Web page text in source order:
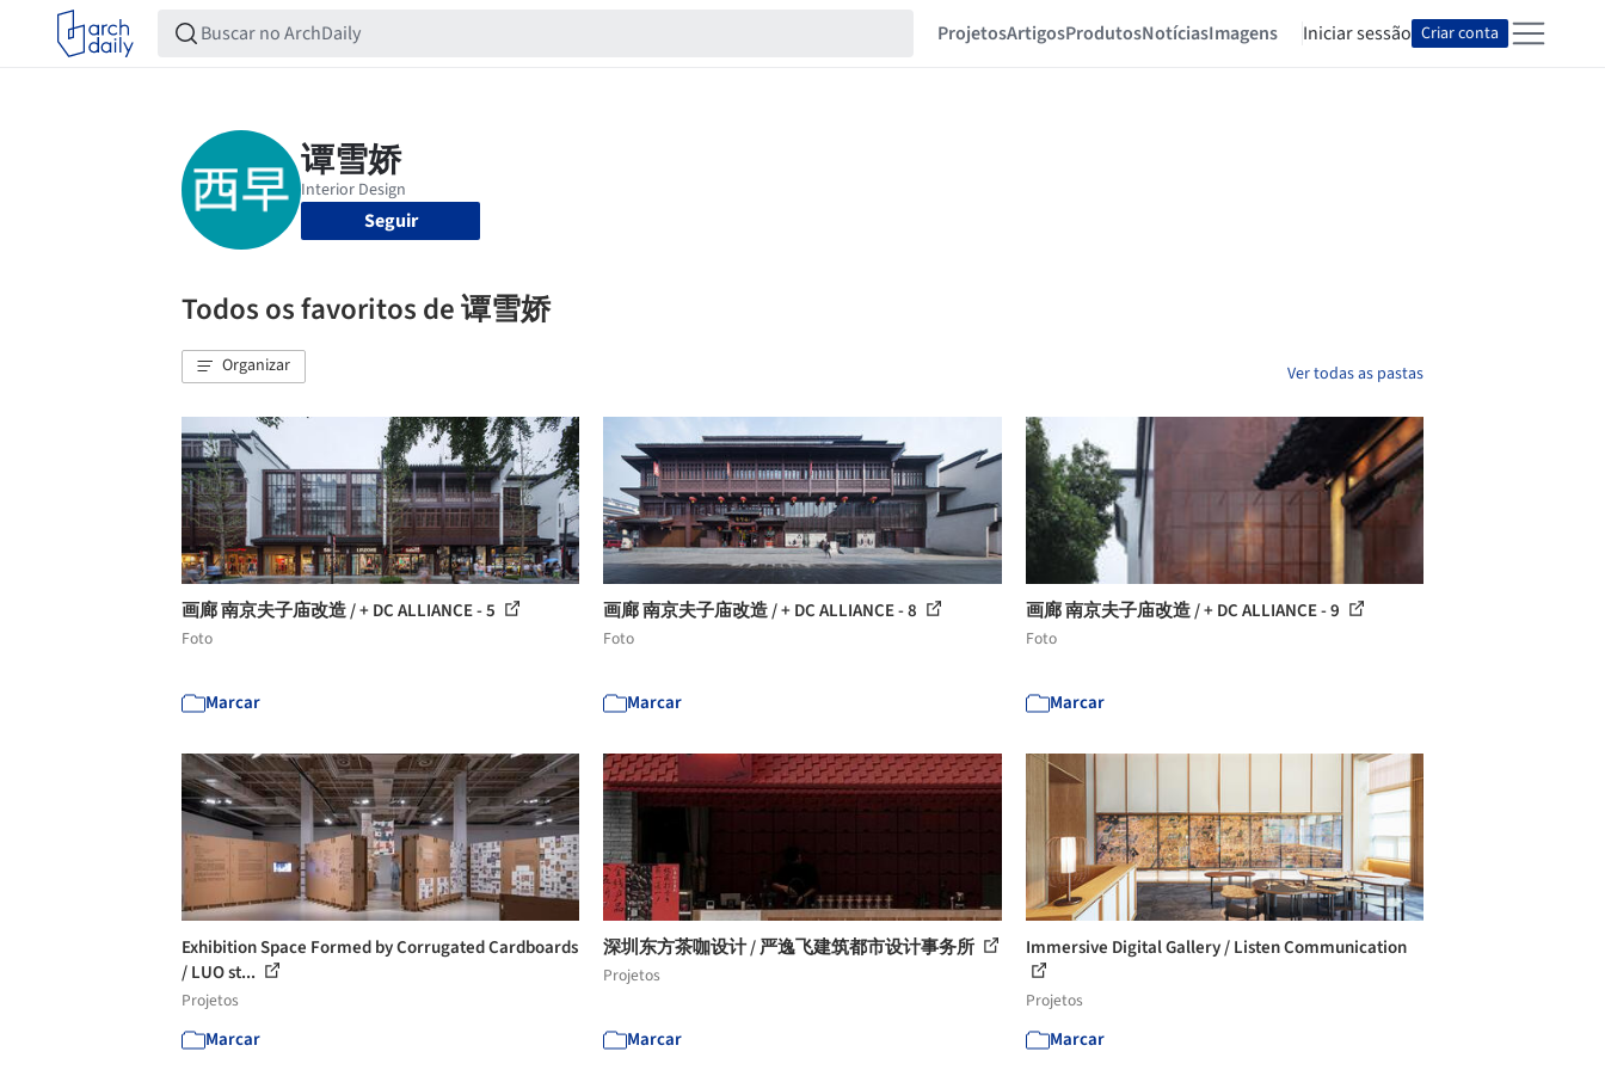
ProjetosArtigosProdutosNotíciasImagens Iniciar sessão Criar conta
Seguir
Todos os favoritos de 谭雪娇
Organizar Ver todas as pastas
画廊 南京夫子庙改造 / + DC ALLIANCE - 5
Foto
Marcar
画廊 南京夫子庙改造 / + DC ALLIANCE - 8
Foto
Marcar
画廊 南京夫子庙改造 / + DC ALLIANCE - 9
Foto
Marcar
Exhibition Space Formed by Corrugated Cardboards
/ LUO st...
Projetos
Marcar
深圳东方茶咖设计 / 严逸飞建筑都市设计事务所
Projetos
Marcar
Immersive Digital Gallery / Listen Communication
Projetos
Marcar